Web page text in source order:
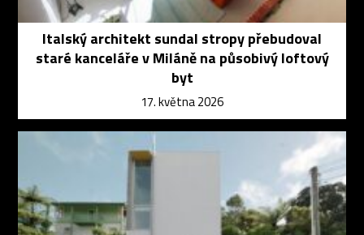
Italský architekt sundal stropy přebudoval
staré kanceláře v Miláně na působivý loftový
byt
17. května 2026